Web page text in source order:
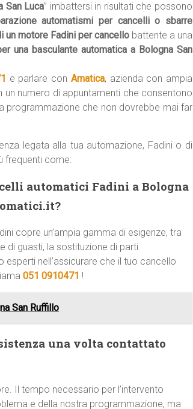
San Luca” imbattersi in risultati che possono
automatismi per cancelli o sbarre
un motore Fadini per cancellobattente a una
una basculante automatica a Bologna San
e parlare con Amatica, azienda con ampia
un numero di appuntamenti che consentono
programmazione che non dovrebbe mai far
legata alla tua automazione, Fadini o di
frequenti come:
automatici Fadini a Bologna
copre un’ampia gamma di esigenze, tra
di guasti, la sostituzione di parti
nell’assicurare che il tuo cancello
051 0910471 !
San Ruffillo
una volta contattato
Il tempo necessario per l’intervento
e della nostra programmazione, ma